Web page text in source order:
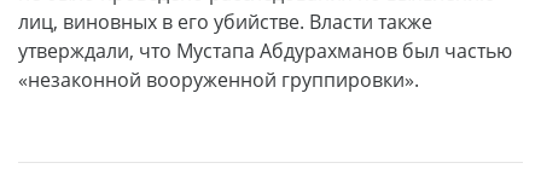
лиц, виновных в его убийстве. Власти также
утверждали, что Мустапа Абдурахманов был частью
«незаконной вооруженной группировки».